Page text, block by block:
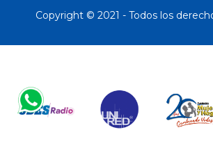
Copyright © 2021 - Todos los